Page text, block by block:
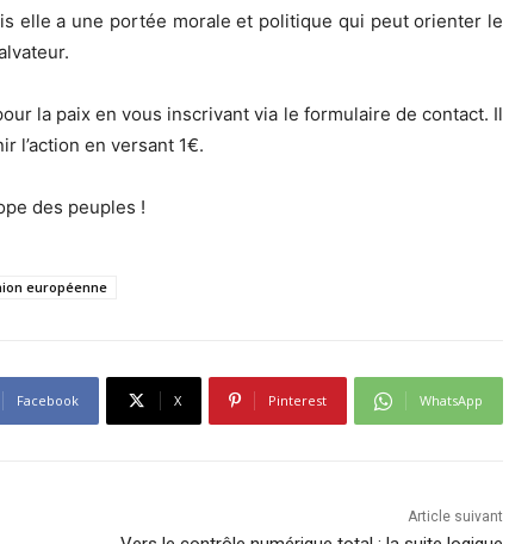
elle a une portée morale et politique qui peut orienter le
la paix en vous inscrivant via le formulaire de contact. Il
l’action en versant 1€.
des peuples !
européenne
Facebook X Pinterest WhatsApp
Article suivant